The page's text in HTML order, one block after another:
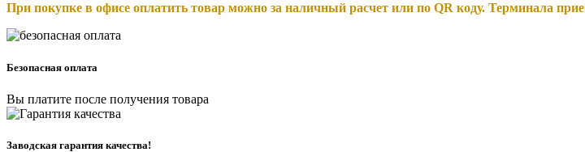
При покупке в офисе оплатить товар можно за наличный расчет или по QR коду. Терминала
Безопасная оплата
Вы платите после получения товара
Заводская гарантия качества!